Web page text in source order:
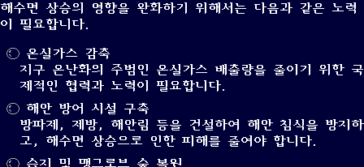
해수면 상승의 영향을 완화하기 위해서는 다음과 같은 노력
이 필요합니다.
온실가스 감축
지구 온난화의 주범인 온실가스 배출량을 줄이기 위한 국
제적인 협력과 노력이 필요합니다.
해안 방어 시설 구축
방파제, 제방, 해안림 등을 건설하여 해안 침식을 방지하
고, 해수면 상승으로 인한 피해를 줄여야 합니다.
습지 및 맹그로브 숲 복원